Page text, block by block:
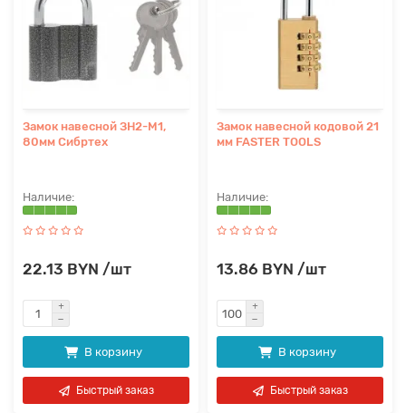
Замок навесной ЗН2-М1,
80мм Сибртех
22.13 BYN /шт
В корзину
Быстрый заказ
Замок навесной кодовой 21
мм FASTER TOOLS
13.86 BYN /шт
В корзину
Быстрый заказ